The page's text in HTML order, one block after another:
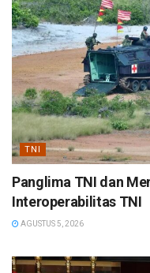
TNI
Panglima TNI dan
Interoperabilitas TNI
AGUSTUS 5, 2026